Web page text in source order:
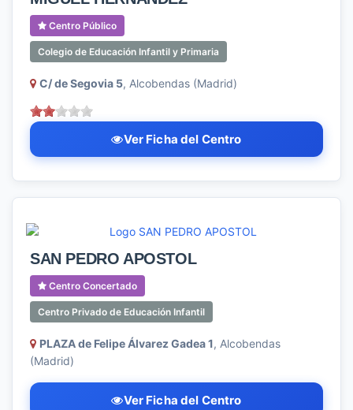
Centro Público
Colegio de Educación Infantil y Primaria
C/ de Segovia 5, Alcobendas (Madrid)
Ver Ficha del Centro
SAN PEDRO APOSTOL
Centro Concertado
Centro Privado de Educación Infantil
PLAZA de Felipe Álvarez Gadea 1, Alcobendas
(Madrid)
Ver Ficha del Centro